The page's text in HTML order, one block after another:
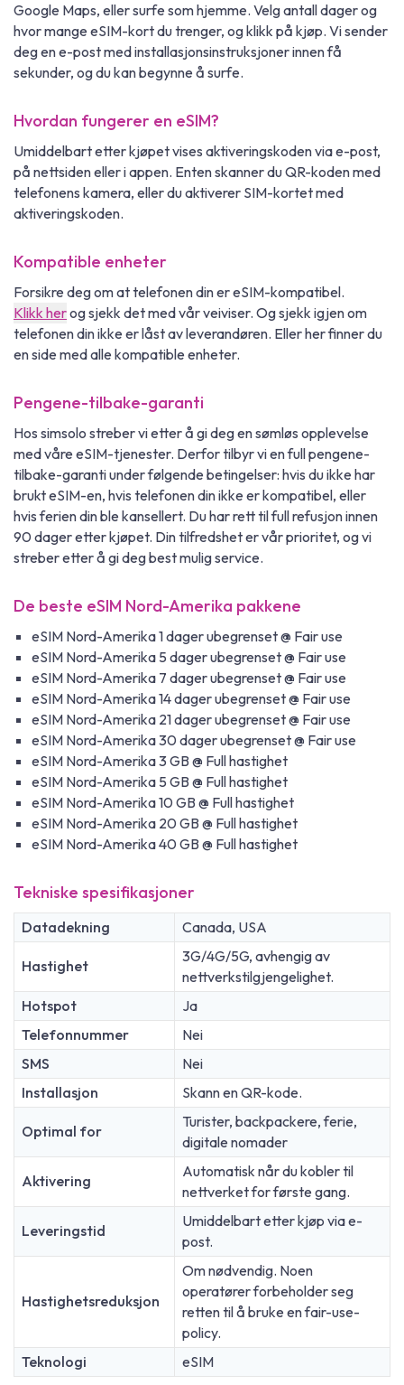
Google Maps, eller surfe som hjemme. Velg antall dager og
hvor mange eSIM-kort du trenger, og klikk på kjøp. Vi sender
deg en e-post med installasjonsinstruksjoner innen få
sekunder, og du kan begynne å surfe.
Hvordan fungerer en eSIM?
Umiddelbart etter kjøpet vises aktiveringskoden via e-post,
på nettsiden eller i appen. Enten skanner du QR-koden med
telefonens kamera, eller du aktiverer SIM-kortet med
aktiveringskoden.
Kompatible enheter
Forsikre deg om at telefonen din er eSIM-kompatibel.
Klikk herog sjekk det med vår veiviser. Og sjekk igjen om
telefonen din ikke er låst av leverandøren. Eller her finner du
en side med alle kompatible enheter.
Pengene-tilbake-garanti
Hos simsolo streber vi etter å gi deg en sømløs opplevelse
med våre eSIM-tjenester. Derfor tilbyr vi en full pengene-
tilbake-garanti under følgende betingelser: hvis du ikke har
brukt eSIM-en, hvis telefonen din ikke er kompatibel, eller
hvis ferien din ble kansellert. Du har rett til full refusjon innen
90 dager etter kjøpet. Din tilfredshet er vår prioritet, og vi
streber etter å gi deg best mulig service.
De beste eSIM Nord-Amerika pakkene
eSIM Nord-Amerika 1 dager ubegrenset @ Fair use
eSIM Nord-Amerika 5 dager ubegrenset @ Fair use
eSIM Nord-Amerika 7 dager ubegrenset @ Fair use
eSIM Nord-Amerika 14 dager ubegrenset @ Fair use
eSIM Nord-Amerika 21 dager ubegrenset @ Fair use
eSIM Nord-Amerika 30 dager ubegrenset @ Fair use
eSIM Nord-Amerika 3 GB @ Full hastighet
eSIM Nord-Amerika 5 GB @ Full hastighet
eSIM Nord-Amerika 10 GB @ Full hastighet
eSIM Nord-Amerika 20 GB @ Full hastighet
eSIM Nord-Amerika 40 GB @ Full hastighet
Tekniske spesifikasjoner
Datadekning Canada, USA
Hastighet
3G/4G/5G, avhengig av
nettverkstilgjengelighet.
Hotspot
Ja
Telefonnummer
Nei
SMS
Nei
Installasjon
Skann en QR-kode.
Optimal for
Turister, backpackere, ferie,
digitale nomader
Aktivering
Automatisk når du kobler til
nettverket for første gang.
Leveringstid
Umiddelbart etter kjøp via e-
post.
Hastighetsreduksjon
Om nødvendig. Noen
operatører forbeholder seg
retten til å bruke en fair-use-
policy.
Teknologi
eSIM